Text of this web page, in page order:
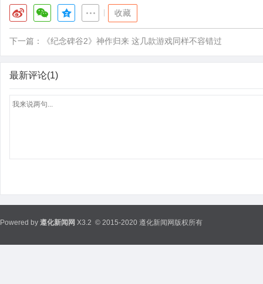
收藏
下一篇： 《纪念碑谷2》神作归来 这几款游戏同样不容错过
最新评论(1)
Powered by 遵化新闻网 X3.2 © 2015-2020 遵化新闻网版权所有